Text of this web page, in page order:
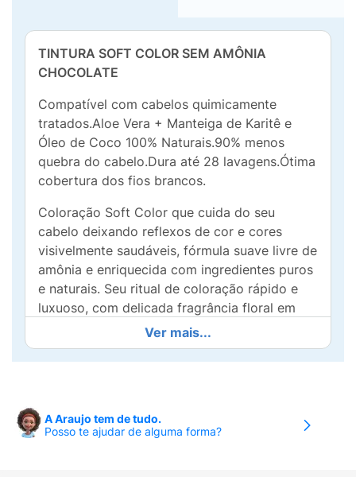
TINTURA SOFT COLOR SEM AMÔNIA
CHOCOLATE
Compatível com cabelos quimicamente
tratados.Aloe Vera + Manteiga de Karitê e
Óleo de Coco 100% Naturais.90% menos
quebra do cabelo.Dura até 28 lavagens.Ótima
cobertura dos fios brancos.
Coloração Soft Color que cuida do seu
cabelo deixando reflexos de cor e cores
visivelmente saudáveis, fórmula suave livre de
amônia e enriquecida com ingredientes puros
e naturais. Seu ritual de coloração rápido e
luxuoso, com delicada fragrância floral em
apenas 20 minutos. Cabelo incrivelmente
macio e cheio de brilho.
Ver mais...
A Araujo tem de tudo.
Posso te ajudar de alguma forma?